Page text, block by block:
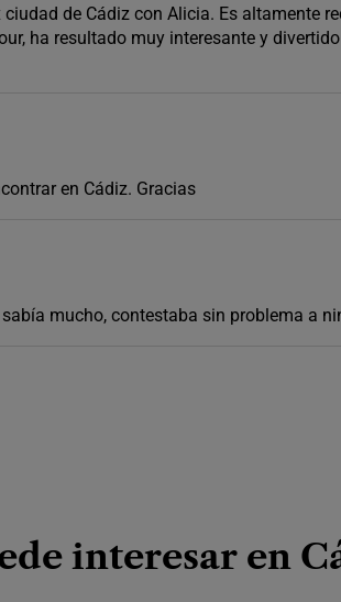
de Cádiz con Alicia. Es altamente
ha resultado muy interesante y
en Cádiz. Gracias
mucho, contestaba sin problema a
interesar en